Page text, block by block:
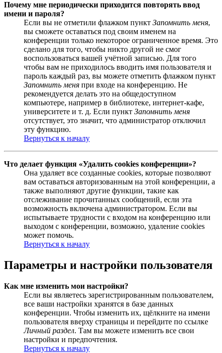
Почему мне периодически приходится повторять ввод
имени и пароля?
Если вы не отметили флажком пункт Запомнить меня,
вы сможете оставаться под своим именем на
конференции только некоторое ограниченное время. Это
сделано для того, чтобы никто другой не смог
воспользоваться вашей учётной записью. Для того
чтобы вам не приходилось вводить имя пользователя и
пароль каждый раз, вы можете отметить флажком пункт
Запомнить меня при входе на конференцию. Не
рекомендуется делать это на общедоступном
компьютере, например в библиотеке, интернет-кафе,
университете и т. д. Если пункт Запомнить меня
отсутствует, это значит, что администратор отключил
эту функцию.
Вернуться к началу
Что делает функция «Удалить cookies конференции»?
Она удаляет все созданные cookies, которые позволяют
вам оставаться авторизованным на этой конференции, а
также выполняют другие функции, такие как
отслеживание прочитанных сообщений, если эта
возможность включена администратором. Если вы
испытываете трудности с входом на конференцию или
выходом с конференции, возможно, удаление cookies
может помочь.
Вернуться к началу
Параметры и настройки пользователя
Как мне изменить мои настройки?
Если вы являетесь зарегистрированным пользователем,
все ваши настройки хранятся в базе данных
конференции. Чтобы изменить их, щёлкните на имени
пользователя вверху страницы и перейдите по ссылке
Личный раздел. Там вы можете изменить все свои
настройки и предпочтения.
Вернуться к началу